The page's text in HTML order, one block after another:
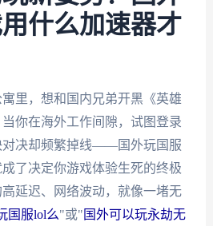
什么加速器才
里，想和国内兄弟开黑《英雄
你在海外工作间隙，试图登录
对决却频繁掉线——国外玩国服
了决定你游戏体验生死的终极
延迟、网络波动，就像一堵无
国服lol么"或" 国外可以玩永劫无